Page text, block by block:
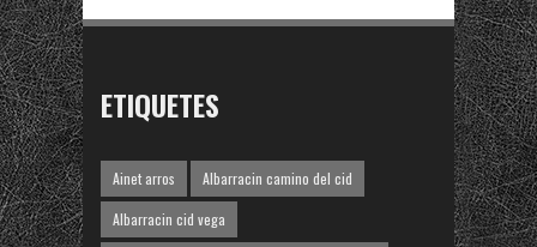
ETIQUETES
Ainet arros
Albarracin camino del cid
Albarracin cid vega